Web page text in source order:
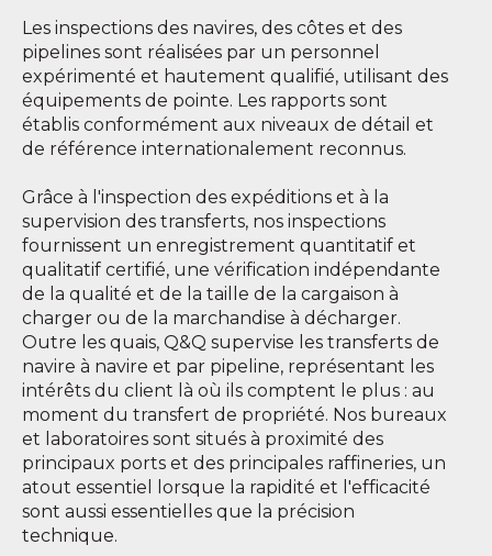
Les inspections des navires, des côtes et des
pipelines sont réalisées par un personnel
expérimenté et hautement qualifié, utilisant des
équipements de pointe. Les rapports sont
établis conformément aux niveaux de détail et
de référence internationalement reconnus.
Grâce à l'inspection des expéditions et à la
supervision des transferts, nos inspections
fournissent un enregistrement quantitatif et
qualitatif certifié, une vérification indépendante
de la qualité et de la taille de la cargaison à
charger ou de la marchandise à décharger.
Outre les quais, Q&Q supervise les transferts de
navire à navire et par pipeline, représentant les
intérêts du client là où ils comptent le plus : au
moment du transfert de propriété. Nos bureaux
et laboratoires sont situés à proximité des
principaux ports et des principales raffineries, un
atout essentiel lorsque la rapidité et l'efficacité
sont aussi essentielles que la précision
technique.